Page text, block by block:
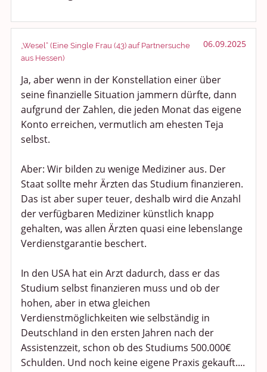
„Wesel“ (Eine Single Frau (43) auf Partnersuche
aus Hessen)
06.09.2025
Ja, aber wenn in der Konstellation einer über
seine finanzielle Situation jammern dürfte, dann
aufgrund der Zahlen, die jeden Monat das eigene
Konto erreichen, vermutlich am ehesten Teja
selbst.
Aber: Wir bilden zu wenige Mediziner aus. Der
Staat sollte mehr Ärzten das Studium finanzieren.
Das ist aber super teuer, deshalb wird die Anzahl
der verfügbaren Mediziner künstlich knapp
gehalten, was allen Ärzten quasi eine lebenslange
Verdienstgarantie beschert.
In den USA hat ein Arzt dadurch, dass er das
Studium selbst finanzieren muss und ob der
hohen, aber in etwa gleichen
Verdienstmöglichkeiten wie selbständig in
Deutschland in den ersten Jahren nach der
Assistenzzeit, schon ob des Studiums 500.000€
Schulden. Und noch keine eigene Praxis gekauft....